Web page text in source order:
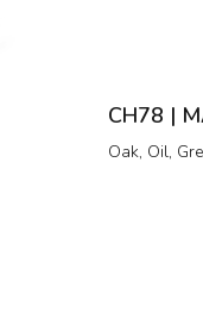
CH78 |
Oak, Oil,